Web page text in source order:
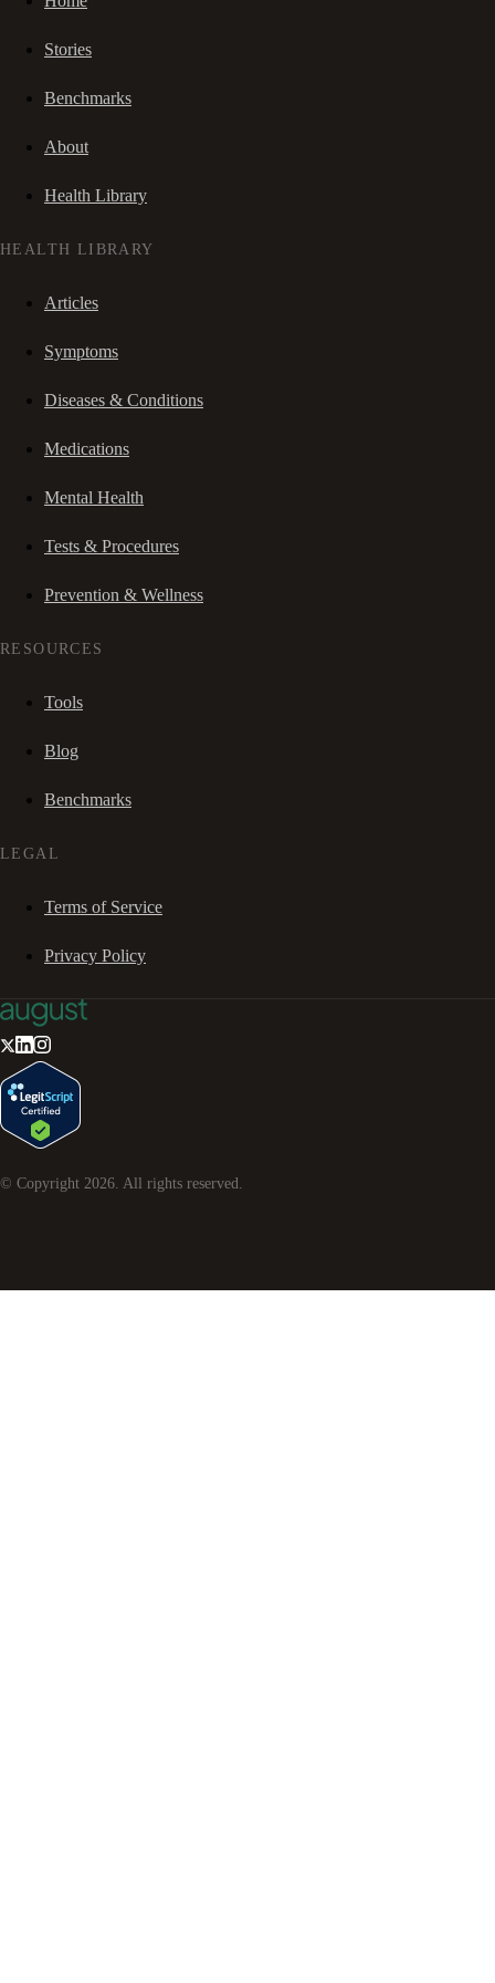
Stories
Benchmarks
About
Health Library
HEALTH LIBRARY
Articles
Symptoms
Diseases & Conditions
Medications
Mental Health
Tests & Procedures
Prevention & Wellness
RESOURCES
Tools
Blog
Benchmarks
LEGAL
Terms of Service
Privacy Policy
© Copyright 2026 . All rights reserved.